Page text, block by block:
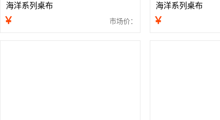
海洋系列桌布
￥ 市场价：
海洋系列桌布
￥